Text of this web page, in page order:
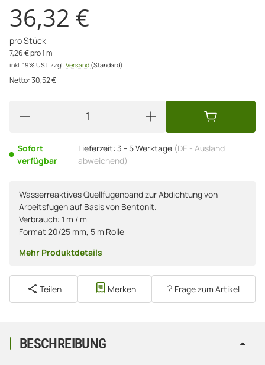
36,32 €
pro Stück
7,26 € pro 1 m
inkl. 19% USt. zzgl. Versand (Standard)
Netto:30,52€
Sofort
verfügbar
Lieferzeit: 3 - 5 Werktage (DE - Ausland
abweichend)
Wasserreaktives Quellfugenband zur Abdichtung von
Arbeitsfugen auf Basis von Bentonit.
Verbrauch: 1 m / m
Format 20/25 mm, 5 m Rolle
Mehr Produktdetails
Teilen Merken Frage zum Artikel
BESCHREIBUNG